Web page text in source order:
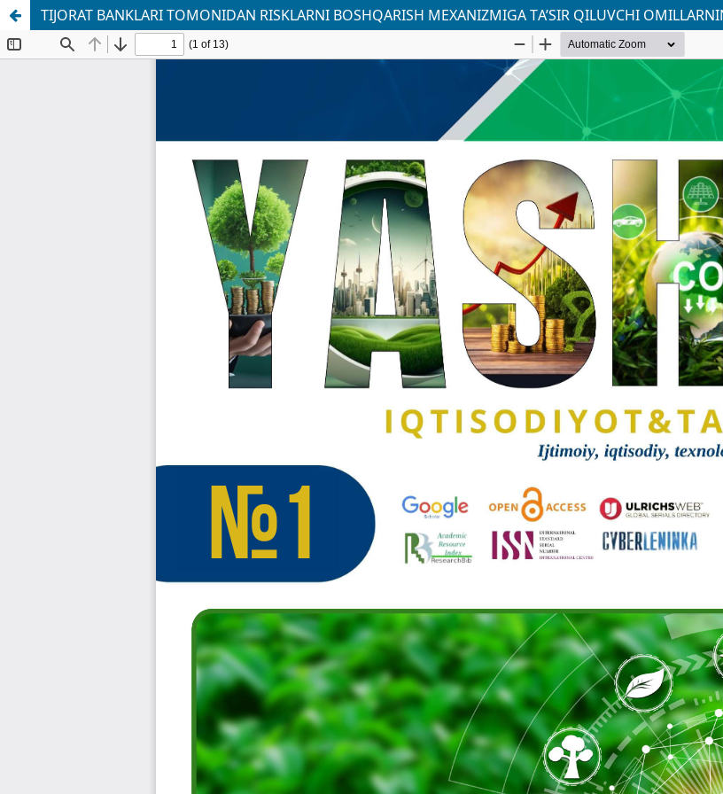
TIJORAT BANKLARI TOMONIDAN RISKLARNI BOSHQARISH MEXANIZMIGА TА’SIR QILUVСHI